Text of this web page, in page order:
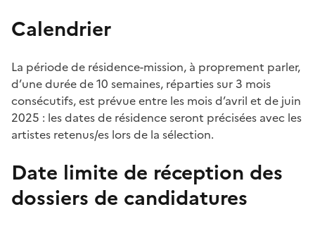
Calendrier
La période de résidence-mission, à proprement parler,
d’une durée de 10 semaines, réparties sur 3 mois
consécutifs, est prévue entre les mois d’avril et de juin
2025 : les dates de résidence seront précisées avec les
artistes retenus/es lors de la sélection.
Date limite de réception des
dossiers de candidatures